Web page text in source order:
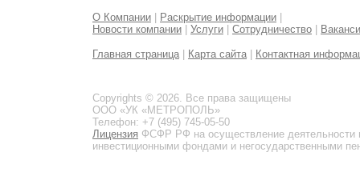
О Компании
Раскрытие информации
Новости компании
Услуги Сотрудничество
Главная страница Карта сайта Контактная
Copyrights © 2026. Все права защищены
ООО «УК «МЕТРОПОЛЬ»
Телефон: +7 (495) 745-05-50
Лицензия ФСФР РФ на осуществление
инвестиционными фондами и негосударственными